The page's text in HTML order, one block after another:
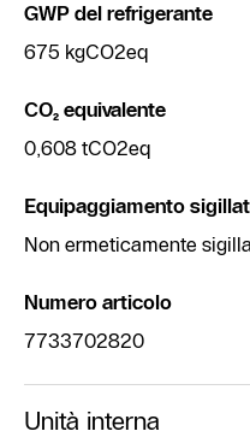
GWP del refrigerante
675 kgCO2eq
CO₂ equivalente
0,608 tCO2eq
Equipaggiamento
Non ermeticamente
Numero articolo
7733702820
Unità interna